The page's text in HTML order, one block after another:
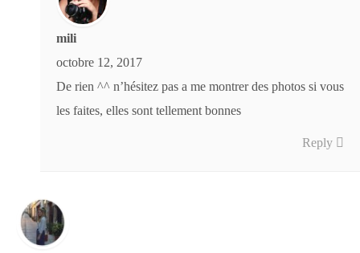
mili
octobre 12, 2017
De rien ^^ n’hésitez pas a me montrer des photos si vous
les faites, elles sont tellement bonnes
Reply